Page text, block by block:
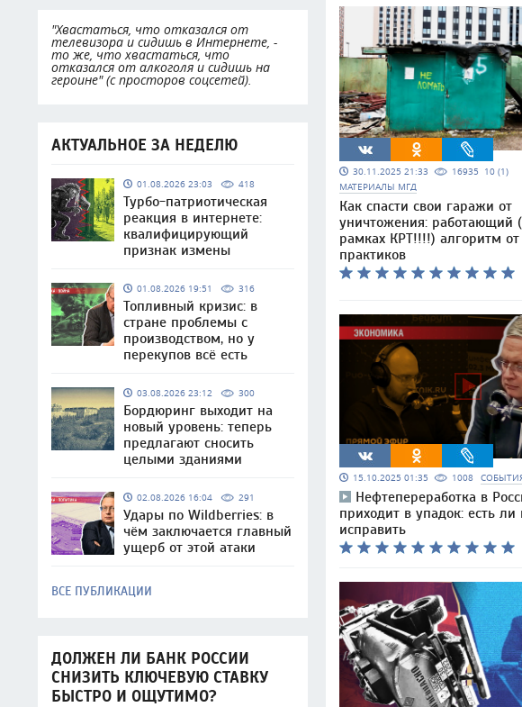
"Хвастаться, что отказался от
телевизора и сидишь в Интернете, -
то же, что хвастаться, что
отказался от алкоголя и сидишь на
героине" (с просторов соцсетей).
АКТУАЛЬНОЕ ЗА НЕДЕЛЮ
01.08.2026 23:03 418
Турбо-патриотическая
реакция в интернете:
квалифицирующий
признак измены
01.08.2026 19:51 316
Топливный кризис: в
стране проблемы с
производством, но у
перекупов всё есть
03.08.2026 23:12 300
Бордюринг выходит на
новый уровень: теперь
предлагают сносить
целыми зданиями
02.08.2026 16:04 291
Удары по Wildberries: в
чём заключается главный
ущерб от этой атаки
ВСЕ ПУБЛИКАЦИИ
ДОЛЖЕН ЛИ БАНК РОССИИ
СНИЗИТЬ КЛЮЧЕВУЮ СТАВКУ
БЫСТРО И ОЩУТИМО?
30.11.2025 21:33 16935 10 (1)
МАТЕРИАЛЫ МГД
Как спасти свои гаражи от
уничтожения: работающий
рамках КРТ!!!!) алгоритм
практиков
15.10.2025 01:35 1008
Нефтепереработка в
приходит в упадок: есть
исправить